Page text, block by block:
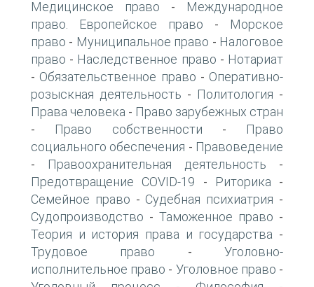
Медицинское право -
Международное
право. Европейское право -
Морское
право - Муниципальное право - Налоговое
право - Наследственное право - Нотариат
- Обязательственное право - Оперативно-
розыскная деятельность - Политология -
Права человека - Право зарубежных стран
- Право собственности -
Право
социального обеспечения - Правоведение
- Правоохранительная деятельность -
Предотвращение COVID-19 - Риторика -
Семейное право - Судебная психиатрия -
Судопроизводство - Таможенное право -
Теория и история права и государства -
Трудовое право -Уголовно-
исполнительное право - Уголовное право -